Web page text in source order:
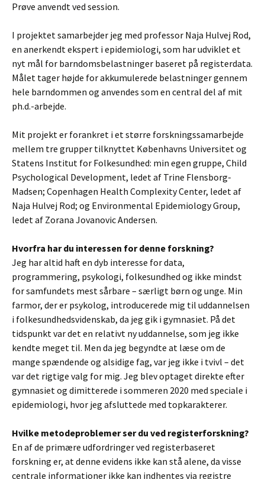
Prøve anvendt ved session.
I projektet samarbejder jeg med professor Naja Hulvej Rod,
en anerkendt ekspert i epidemiologi, som har udviklet et
nyt mål for barndomsbelastninger baseret på registerdata.
Målet tager højde for akkumulerede belastninger gennem
hele barndommen og anvendes som en central del af mit
ph.d.-arbejde.
Mit projekt er forankret i et større forskningssamarbejde
mellem tre grupper tilknyttet Københavns Universitet og
Statens Institut for Folkesundhed: min egen gruppe, Child
Psychological Development, ledet af Trine Flensborg-
Madsen; Copenhagen Health Complexity Center, ledet af
Naja Hulvej Rod; og Environmental Epidemiology Group,
ledet af Zorana Jovanovic Andersen.
Hvorfra har du interessen for denne forskning?
Jeg har altid haft en dyb interesse for data,
programmering, psykologi, folkesundhed og ikke mindst
for samfundets mest sårbare – særligt børn og unge. Min
farmor, der er psykolog, introducerede mig til uddannelsen
i folkesundhedsvidenskab, da jeg gik i gymnasiet. På det
tidspunkt var det en relativt ny uddannelse, som jeg ikke
kendte meget til. Men da jeg begyndte at læse om de
mange spændende og alsidige fag, var jeg ikke i tvivl – det
var det rigtige valg for mig. Jeg blev optaget direkte efter
gymnasiet og dimitterede i sommeren 2020 med speciale i
epidemiologi, hvor jeg afsluttede med topkarakterer.
Hvilke metodeproblemer ser du ved registerforskning?
En af de primære udfordringer ved registerbaseret
forskning er, at denne evidens ikke kan stå alene, da visse
centrale informationer ikke kan indhentes via registre